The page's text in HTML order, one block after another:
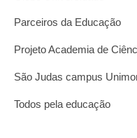
Parceiros da Educação
Projeto Academia de
São Judas campus
Todos pela educação